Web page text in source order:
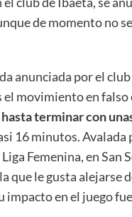
de momento no
anunciada por el
movimiento en falso
terminar con
16 minutos. Avalada
Femenina, en San
que le gusta
impacto en el juego